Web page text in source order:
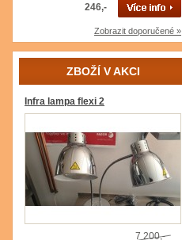
246,-
Zobrazit doporučené »
ZBOŽÍ V AKCI
Infra lampa flexi 2
7 200,-